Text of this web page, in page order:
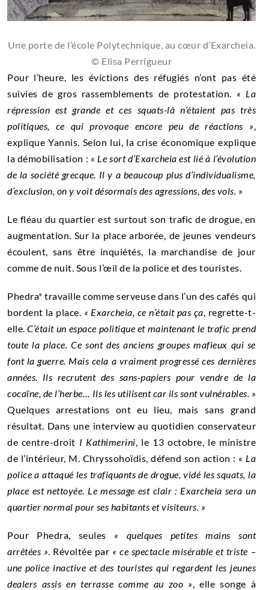
Une porte de l’école Polytechnique, au cœur d’Exarcheia.
© Elisa Perrigueur
Pour l’heure, les évictions des réfugiés n’ont pas été
suivies de gros rassemblements de protestation. « La
répression est grande et ces squats-là n’étaient pas très
politiques, ce qui provoque encore peu de réactions »
explique Yannis. Selon lui, la crise économique explique
la démobilisation : « Le sort d’Exarcheia est lié à l’évolution
de la société grecque. Il y a beaucoup plus d’individualisme,
d’exclusion, on y voit désormais des agressions, des vols. »
Le fléau du quartier est surtout son trafic de drogue, en
augmentation. Sur la place arborée, de jeunes vendeurs
écoulent, sans être inquiétés, la marchandise de jour
comme de nuit. Sous l’œil de la police et des touristes.
Phedra* travaille comme serveuse dans l’un des cafés qui
bordent la place. « Exarcheia, ce n’était pas ça , regrette-t-
elle.C’était un espace politique et maintenant le trafic prend
toute la place. Ce sont des anciens groupes mafieux qui se
font la guerre. Mais cela a vraiment progressé ces dernières
années. Ils recrutent des sans-papiers pour vendre de la
cocaïne, de l’herbe… Ils les utilisent car ils sont vulnérables. »
Quelques arrestations ont eu lieu, mais sans grand
résultat. Dans une interview au quotidien conservateur
de centre-droit I Kathimerini , le 13 octobre, le ministre
de l’intérieur, M. Chryssohoïdis, défend son action : « La
police a attaqué les trafiquants de drogue, vidé les squats, la
place est nettoyée. Le message est clair : Exarcheia sera un
quartier normal pour ses habitants et visiteurs. »
Pour Phedra, seules « quelques petites mains sont
arrêtées » . Révoltée par « ce spectacle misérable et triste –
une police inactive et des touristes qui regardent les jeunes
dealers assis en terrasse comme au zoo » , elle songe à